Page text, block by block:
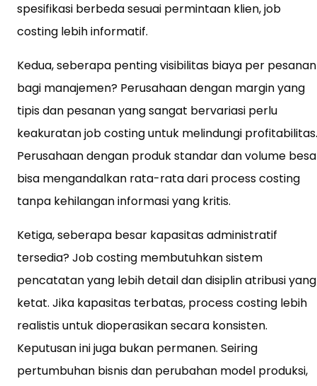
spesifikasi berbeda sesuai permintaan klien, job
costing lebih informatif.
Kedua, seberapa penting visibilitas biaya per pesanan
bagi manajemen? Perusahaan dengan margin yang
tipis dan pesanan yang sangat bervariasi perlu
keakuratan job costing untuk melindungi profitabilitas.
Perusahaan dengan produk standar dan volume
bisa mengandalkan rata-rata dari process costing
tanpa kehilangan informasi yang kritis.
Ketiga, seberapa besar kapasitas administratif
tersedia? Job costing membutuhkan sistem
pencatatan yang lebih detail dan disiplin atribusi yang
ketat. Jika kapasitas terbatas, process costing lebih
realistis untuk dioperasikan secara konsisten.
Keputusan ini juga bukan permanen. Seiring
pertumbuhan bisnis dan perubahan model produksi,